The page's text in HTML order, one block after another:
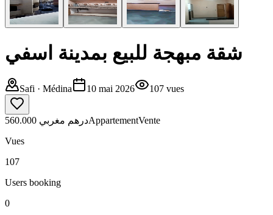
شقة مبهجة للبيع بمدينة اسفي
Safi · Médina 10 mai 2026 107 vues
560.000 درهم مغربيAppartementVente
Vues
107
Users booking
0